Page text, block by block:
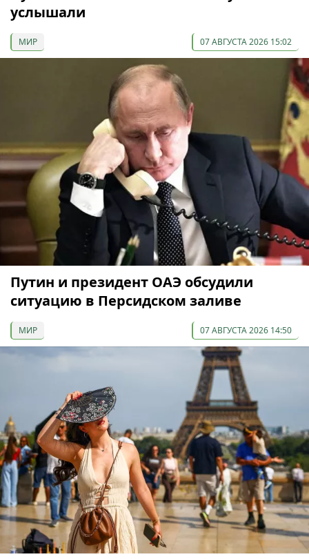
услышали
МИР 07 АВГУСТА 2026 15:02
Путин и президент ОАЭ обсудили
ситуацию в Персидском заливе
МИР 07 АВГУСТА 2026 14:50